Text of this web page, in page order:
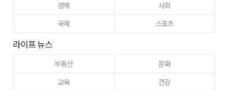
경제
사회
국제
스포츠
라이프 뉴스
부동산
문화
교육
건강